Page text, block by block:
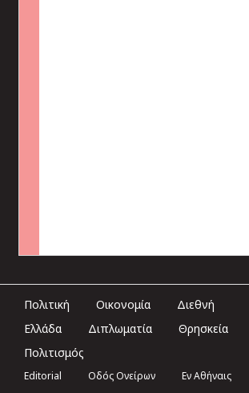
Πολιτική Οικονομία
Διεθνή
Ελλάδα
Διπλωματία
Θρησκεία
Πολιτισμός
Editorial Οδός Ονείρων
Εν Αθήναις